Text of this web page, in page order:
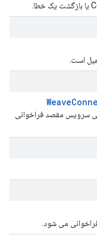
است.
سرویس مقصد فراخوانی
می شود.